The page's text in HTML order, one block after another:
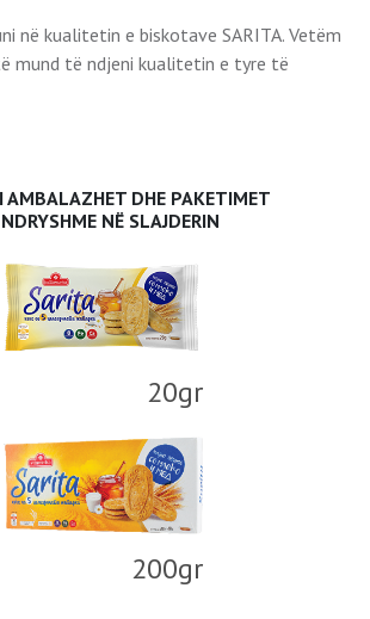
në kualitetin e biskotave SARITA. Vetëm
mund të ndjeni kualitetin e tyre të
AMBALAZHET DHE PAKETIMET
NË SLAJDERIN
20gr
200gr